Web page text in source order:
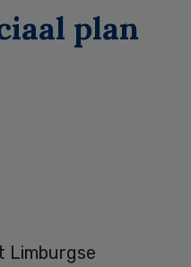
plan
Limburgse